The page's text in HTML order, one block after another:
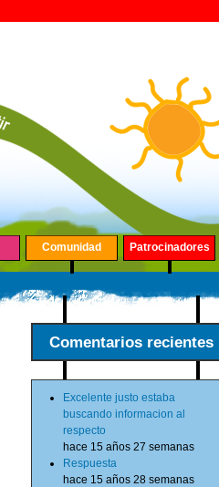
Comunidad Patrocinadores
Comentarios recientes
Excelente justo estaba
buscando informacion al
respecto
hace 15 años 27 semanas
Respuesta
hace 15 años 28 semanas